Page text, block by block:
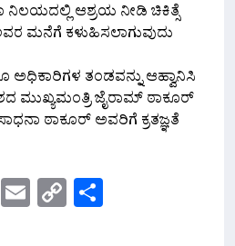
ನಿಲಯದಲ್ಲಿ ಆಶ್ರಯ ನೀಡಿ ಚಿಕಿತ್ಸೆ
ಮನೆಗೆ ಕಳುಹಿಸಲಾಗುವುದು
ತಂಡವನ್ನು ಆಹ್ವಾನಿಸಿ
ಮುಖ್ಯಮಂತ್ರಿ ಜೈರಾಮ್ ಠಾಕೂರ್
ಠಾಕೂರ್ ಅವರಿಗೆ ಕ್ರತಜ್ಞತೆ
Telegram
Email
Copy
Link